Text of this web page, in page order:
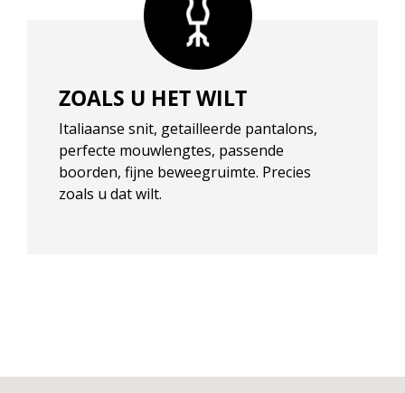
ZOALS U HET WILT
Italiaanse snit, getailleerde pantalons,
perfecte mouwlengtes, passende
boorden, fijne beweegruimte. Precies
zoals u dat wilt.